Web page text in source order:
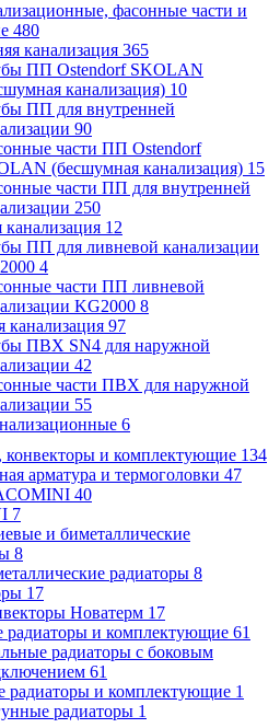
фасонные части и
480
канализация 365
ПП Ostendorf SKOLAN
канализация) 10
ПП для внутренней
90
части ПП Ostendorf
(бесшумная канализация) 15
части ПП для внутренней
250
12
ПП для ливневой канализации
4
части ПП ливневой
KG2000 8
канализация 97
ПВХ SN4 для наружной
42
части ПВХ для наружной
55
6
конвекторы и комплектующие 134
арматура и термоголовки 47
40
7
и биметаллические
8
радиаторы 8
17
Новатерм 17
радиаторы и комплектующие 61
радиаторы с боковым
61
радиаторы и комплектующие 1
радиаторы 1